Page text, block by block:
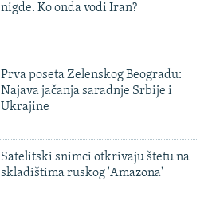
nigde. Ko onda vodi Iran?
Prva poseta Zelenskog Beogradu:
Najava jačanja saradnje Srbije i
Ukrajine
Satelitski snimci otkrivaju štetu na
skladištima ruskog 'Amazona'